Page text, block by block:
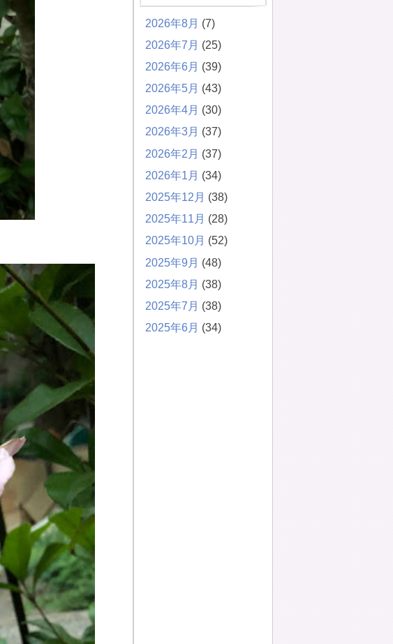
2026年8月 (7)
2026年7月 (25)
2026年6月 (39)
2026年5月 (43)
2026年4月 (30)
2026年3月 (37)
2026年2月 (37)
2026年1月 (34)
2025年12月 (38)
2025年11月 (28)
2025年10月 (52)
2025年9月 (48)
2025年8月 (38)
2025年7月 (38)
2025年6月 (34)